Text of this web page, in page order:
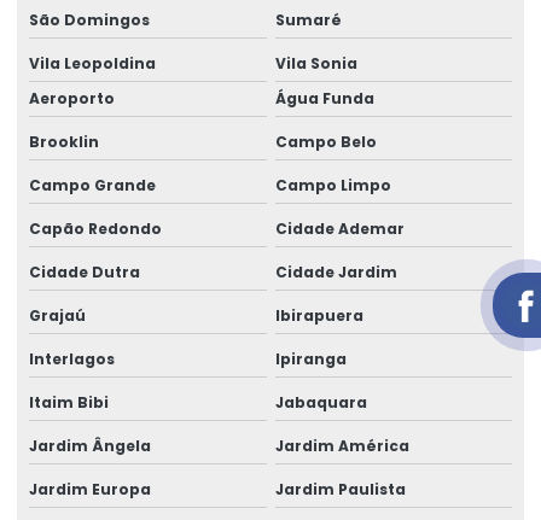
Aluguel de gerador trifásico
Aluguel de gerador trifásico em salvador
Aluguel de geradores de energia telefone
Aluguel de geradores para eventos
Aluguel de geradores para eventos valores
Aluguel de um gerador
área de locação de geradores
Cabo elétrico de 16 mm
Cabo elétrico de 16mm
Cabo eletrico de 2 5mm
São Domingos Sumaré
Vila Leopoldina
Vila Sonia
Aeroporto
Água Funda
Brooklin Campo Belo
Campo Grande Campo Limpo
Capão Redondo Cidade Ademar
Cidade Dutra Cidade Jardim
Grajaú Ibirapuera
Interlagos Ipiranga
Itaim Bibi Jabaquara
Jardim Ângela Jardim América
Jardim Europa Jardim Paulista